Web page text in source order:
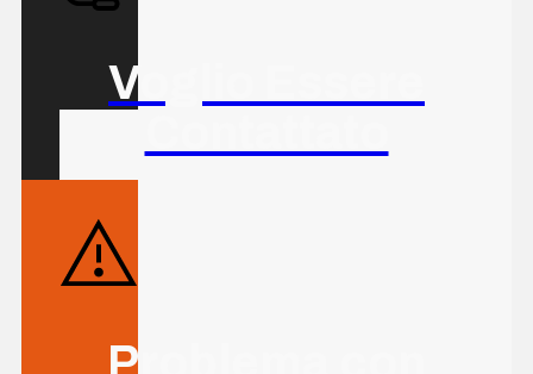
Voglio Essere
Problema con